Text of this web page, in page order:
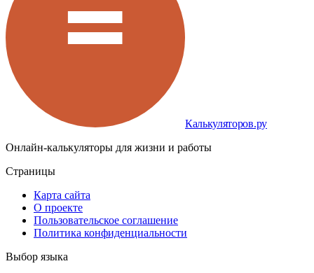
Калькуляторов.ру
Онлайн-калькуляторы для жизни и работы
Страницы
Карта сайта
О проекте
Пользовательское соглашение
Политика конфиденциальности
Выбор языка